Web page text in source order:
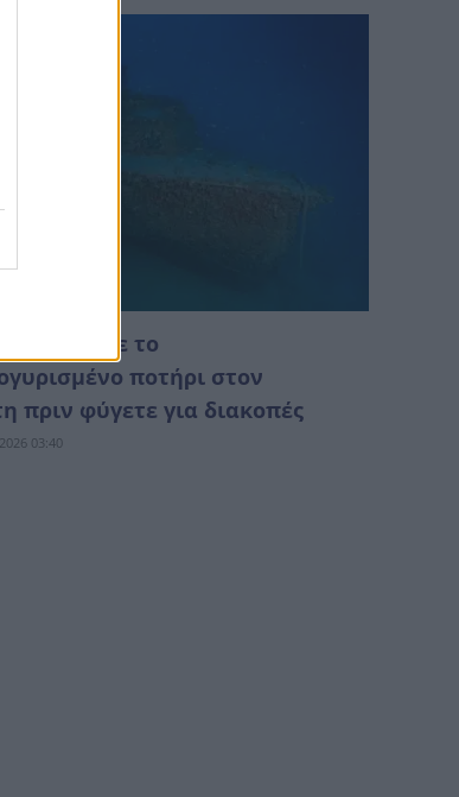
κόλπο με το
ποτήρι στον
πριν φύγετε για διακοπές
03:40